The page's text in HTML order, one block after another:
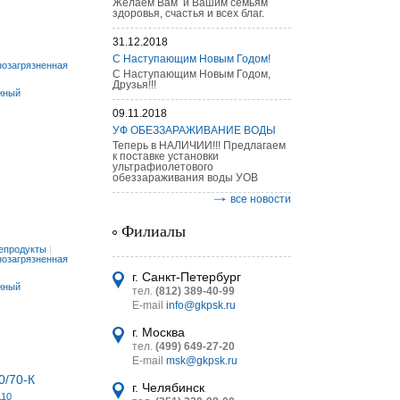
MINI
|
70-К
Желаем Вам и Вашим семьям
здоровья, счастья и всех благ.
31.12.2018
С Наступающим Новым Годом!
С Наступающим Новым Годом,
Друзья!!!
09.11.2018
УФ ОБЕЗЗАРАЖИВАНИЕ ВОДЫ
Теперь в НАЛИЧИИ!!! Предлагаем
к поставке установки
ультрафиолетового
обеззараживания воды УОВ
все новости
Филиалы
г. Санкт-Петербург
тел. (812) 389-40-99
E-mail info@gkpsk.ru
г. Москва
тел. (499) 649-27-20
E-mail msk@gkpsk.ru
г. Челябинск